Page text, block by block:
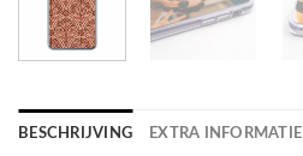
BESCHRIJVING EXTRA INFORMATIE